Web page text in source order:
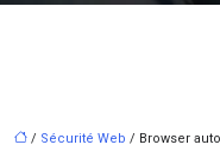
/ Sécurité Web / Browser